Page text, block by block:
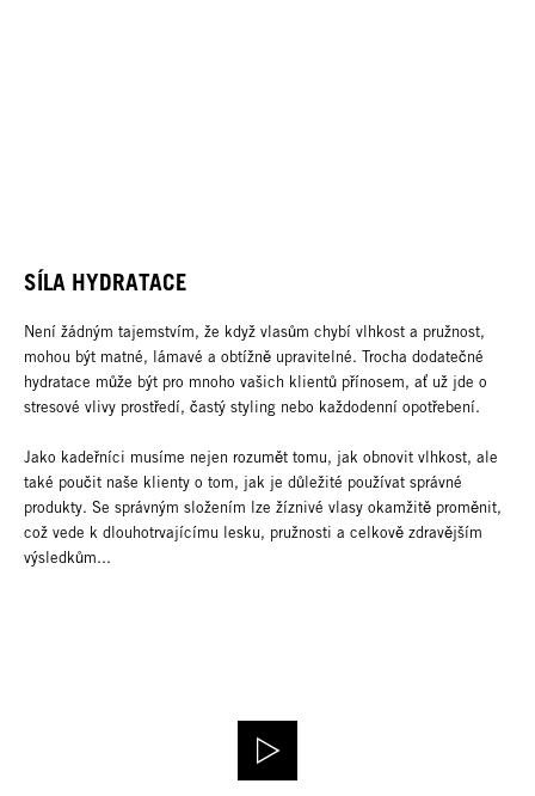
SÍLA HYDRATACE
Není žádným tajemstvím, že když vlasům chybí vlhkost a pružnost,
mohou být matné, lámavé a obtížně upravitelné. Trocha dodatečné
hydratace může být pro mnoho vašich klientů přínosem, ať už jde o
stresové vlivy prostředí, častý styling nebo každodenní opotřebení.
Jako kadeřníci musíme nejen rozumět tomu, jak obnovit vlhkost, ale
také poučit naše klienty o tom, jak je důležité používat správné
produkty. Se správným složením lze žíznivé vlasy okamžitě proměnit,
což vede k dlouhotrvajícímu lesku, pružnosti a celkově zdravějším
výsledkům...